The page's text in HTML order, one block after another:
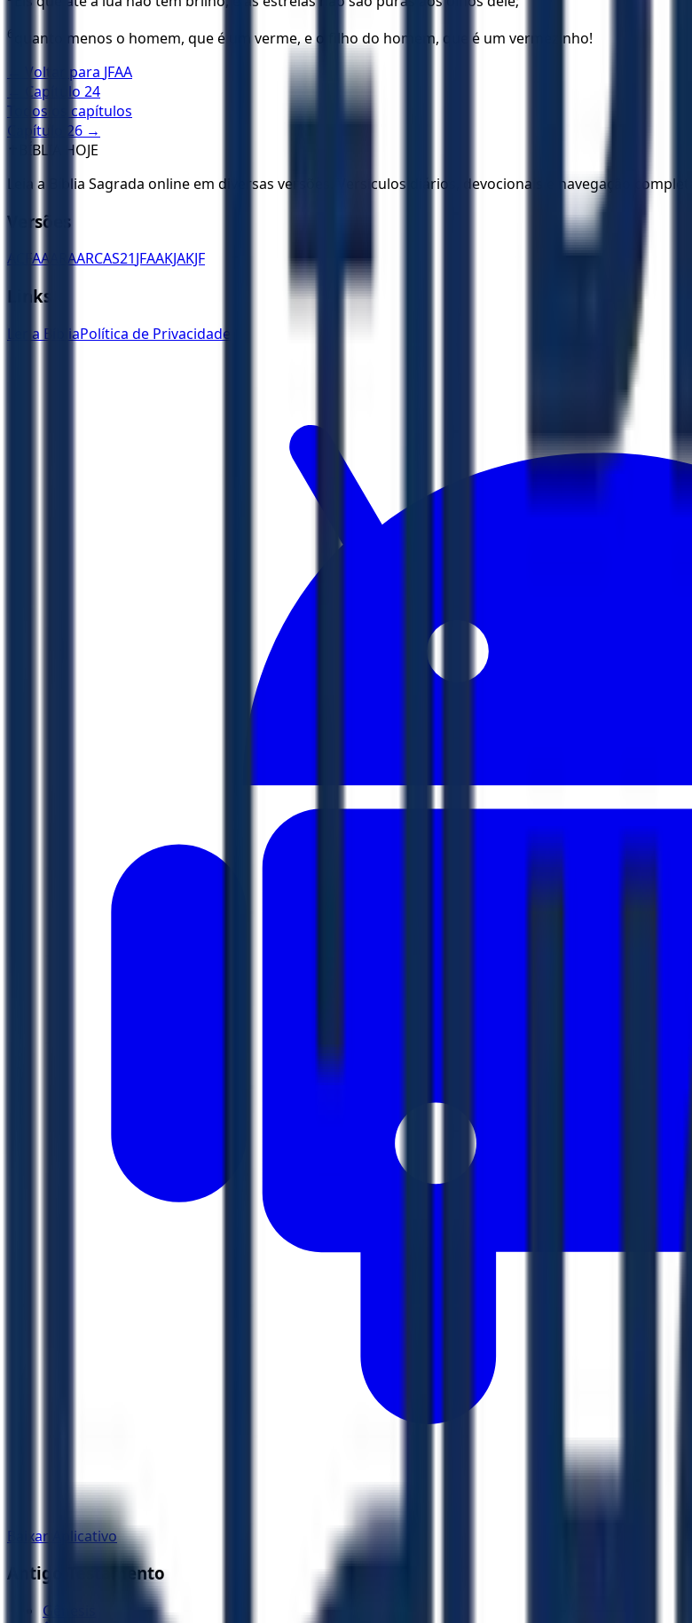
6
quanto menos o homem, que é um verme, e o filho do homem, que é um vermezinho!
← Voltar para JFAA
← Capítulo 24
Todos os capítulos
Capítulo
26 →
BÍBLIA HOJE
Leia a Bíblia Sagrada online em diversas versões. Versículos diários, devocionais e navegação completa.
Versões
ACFAA ARAARCAS21JFAAKJAKJF
Links
Ler a BíbliaPolítica de Privacidade
Baixar Aplicativo
Antigo Testamento
Gênesis